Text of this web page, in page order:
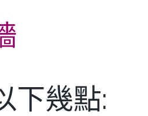
下幾點: